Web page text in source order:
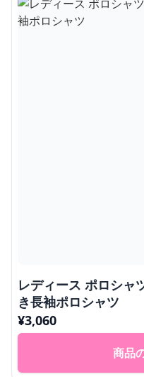
レディース ポロシャ
き長袖ポロシャツ
¥3,060
商品